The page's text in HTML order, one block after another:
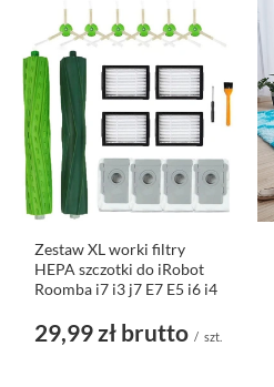
Zestaw XL worki filtry
HEPA szczotki do iRobot
Roomba i7 i3 j7 E7 E5 i6 i4
29,99 zł brutto / szt.